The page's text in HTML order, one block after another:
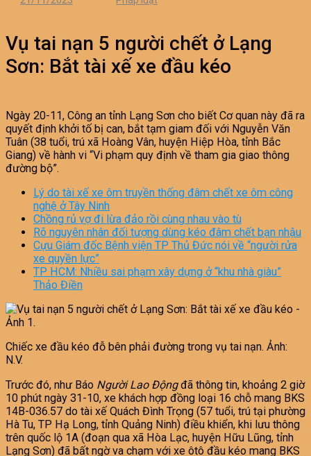
Vụ tai nạn 5 người chết ở Lạng
Sơn: Bắt tài xế xe đầu kéo
Ngày 20-11, Công an tỉnh Lạng Sơn cho biết Cơ quan này đã ra
quyết định khởi tố bị can, bắt tạm giam đối với Nguyễn Văn
Tuân (38 tuổi, trú xã Hoàng Vân, huyện Hiệp Hòa, tỉnh Bắc
Giang) về hành vi “Vi phạm quy định về tham gia giao thông
đường bộ”.
Lý do tài xế xe ôm truyền thống đâm chết xe ôm công
nghệ ở Tây Ninh
Chồng rủ vợ đi lừa đảo rồi cùng nhau vào tù
Rõ nguyên nhân đối tượng dùng kéo đâm chết bạn nhậu
Cựu Giám đốc Bệnh viện TP Thủ Đức nói về “người rửa
xe quyền lực”
TP HCM: Nhiều sai phạm xây dựng ở “khu nhà giàu”
Thảo Điền
Chiếc xe đầu kéo đỗ bên phải đường trong vụ tai nạn. Ảnh:
N.V.
Trước đó, như Báo Người Lao Độngđã thông tin, khoảng 2 giờ
10 phút ngày 31-10, xe khách hợp đồng loại 16 chỗ mang BKS
14B-036.57 do tài xế Quách Đình Trọng (57 tuổi, trú tại phường
Hà Tu, TP Hạ Long, tỉnh Quảng Ninh) điều khiển, khi lưu thông
trên quốc lộ 1A (đoạn qua xã Hòa Lạc, huyện Hữu Lũng, tỉnh
Lạng Sơn) đã bất ngờ va chạm với xe ôtô đầu kéo mang BKS